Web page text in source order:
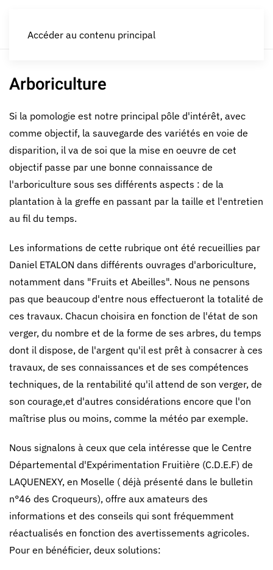
Accéder au contenu principal
Arboriculture
Si la pomologie est notre principal pôle d'intérêt, avec
comme objectif, la sauvegarde des variétés en voie de
disparition, il va de soi que la mise en oeuvre de cet
objectif passe par une bonne connaissance de
l'arboriculture sous ses différents aspects : de la
plantation à la greffe en passant par la taille et l'entretien
au fil du temps.
Les informations de cette rubrique ont été recueillies par
Daniel ETALON dans différents ouvrages d'arboriculture,
notamment dans "Fruits et Abeilles". Nous ne pensons
pas que beaucoup d'entre nous effectueront la totalité de
ces travaux. Chacun choisira en fonction de l'état de son
verger, du nombre et de la forme de ses arbres, du temps
dont il dispose, de l'argent qu'il est prêt à consacrer à ces
travaux, de ses connaissances et de ses compétences
techniques, de la rentabilité qu'il attend de son verger, de
son courage,et d'autres considérations encore que l'on
maîtrise plus ou moins, comme la météo par exemple.
Nous signalons à ceux que cela intéresse que le Centre
Départemental d'Expérimentation Fruitière (C.D.E.F) de
LAQUENEXY, en Moselle ( déjà présenté dans le bulletin
n°46 des Croqueurs), offre aux amateurs des
informations et des conseils qui sont fréquemment
réactualisés en fonction des avertissements agricoles.
Pour en bénéficier, deux solutions: